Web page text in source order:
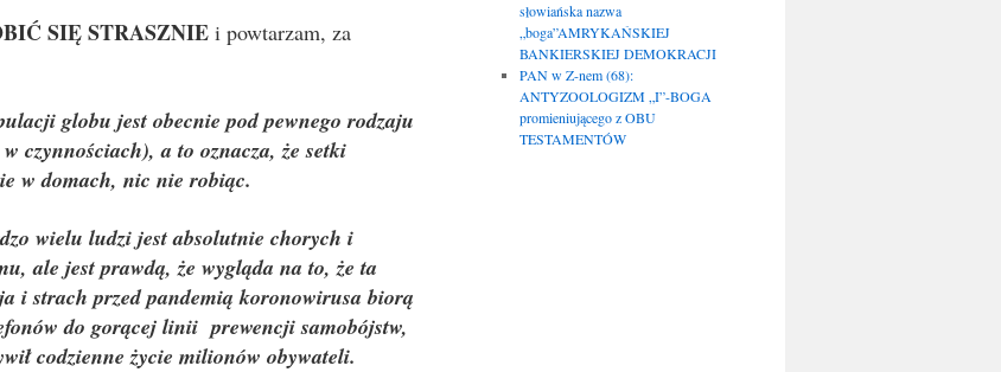
SIĘ STRASZNIE i powtarzam, za
globu jest obecnie pod pewnego rodzaju
czynnościach), a to oznacza, że setki
w domach, nic nie robiąc.
wielu ludzi jest absolutnie chorych i
ale jest prawdą, że wygląda na to, że ta
i strach przed pandemią koronowirusa biorą
do gorącej linii prewencji samobójstw,
codzienne życie milionów obywateli.
słowiańska nazwa
„boga”AMRYKAŃSKIEJ
BANKIERSKIEJ DEMOKRACJI
PAN w Z-nem (68):
ANTYZOOLOGIZM „I”-BOGA
promieniującego z OBU
TESTAMENTÓW